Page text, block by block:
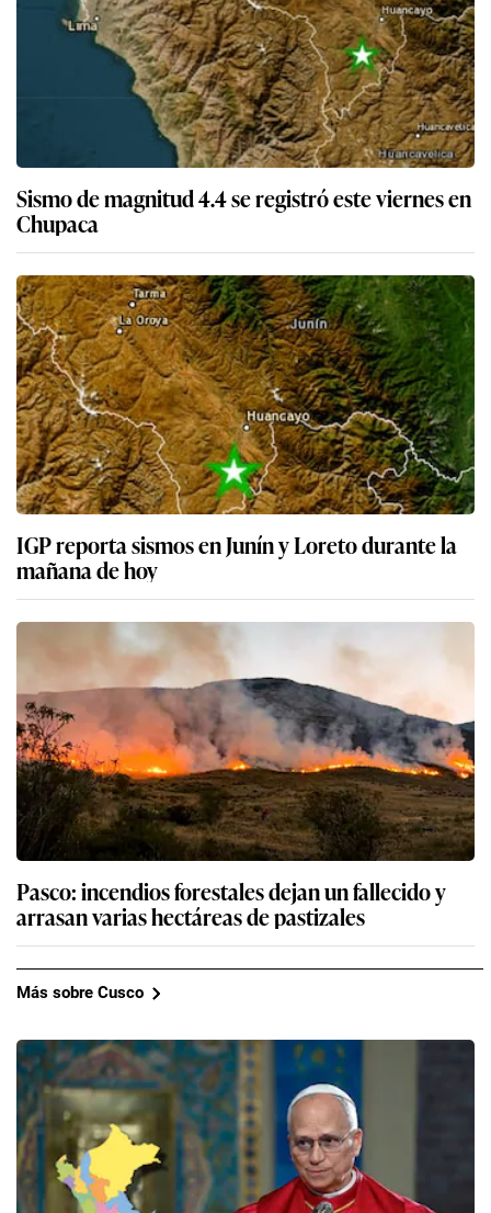
Sismo de magnitud 4.4 se registró este viernes en
Chupaca
IGP reporta sismos en Junín y Loreto durante la
mañana de hoy
Pasco: incendios forestales dejan un fallecido y
arrasan varias hectáreas de pastizales
Más sobre Cusco